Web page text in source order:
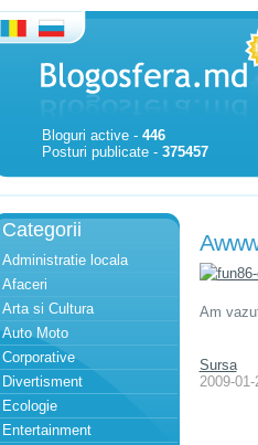
Bloguri active - 446
Posturi publicate - 375457
Categorii
Administratie locala
Afaceri
Arta si Cultura
Auto Moto
Corporative
Divertisment
Ecologie
Entertainment
Am
Sursa
2009-